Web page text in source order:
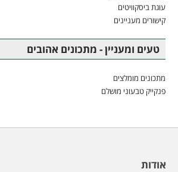
עוגת ביסקוויטים
קישורים מעניינים
טעים ומעניין - מתכונים אהובים
מתכונים מומלצים
פנקייק טבעוני מושלם
אודות